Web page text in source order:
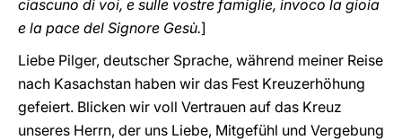
ciascuno di voi, e sulle vostre famiglie, invoco la gioia
e la pace del Signore Gesù.]
Liebe Pilger, deutscher Sprache, während meiner Reise
nach Kasachstan haben wir das Fest Kreuzerhöhung
gefeiert. Blicken wir voll Vertrauen auf das Kreuz
unseres Herrn, der uns Liebe, Mitgefühl und Vergebung